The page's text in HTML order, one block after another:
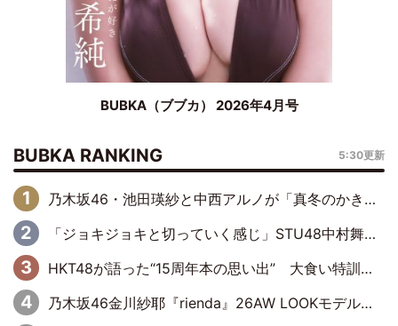
BUBKA（ブブカ） 2026年4月号
BUBKA RANKING 5:30更新
乃木坂46・池田瑛紗と中西アルノが「真冬のかき氷」騒動で火花散らす！ 因縁の裏にあるのは、逆境をともに“凌”ぐ似た者同士の絆
「ジョキジョキと切っていく感じ」STU48中村舞、新しい挑戦は自らの手で
HKT48が語った“15周年本の思い出” 大食い特訓・守護霊企画・制服グラビア…盛りだくさんの裏話
乃木坂46金川紗耶『rienda』26AW LOOKモデルに就任